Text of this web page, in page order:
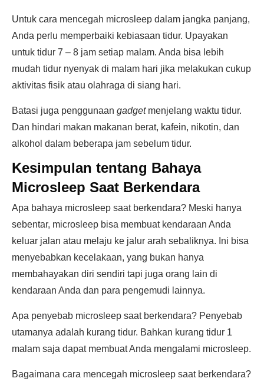
Untuk cara mencegah microsleep dalam jangka panjang,
Anda perlu memperbaiki kebiasaan tidur. Upayakan
untuk tidur 7 – 8 jam setiap malam. Anda bisa lebih
mudah tidur nyenyak di malam hari jika melakukan cukup
aktivitas fisik atau olahraga di siang hari.
Batasi juga penggunaan gadgetmenjelang waktu tidur.
Dan hindari makan makanan berat, kafein, nikotin, dan
alkohol dalam beberapa jam sebelum tidur.
Kesimpulan tentang Bahaya
Microsleep Saat Berkendara
Apa bahaya microsleep saat berkendara? Meski hanya
sebentar, microsleep bisa membuat kendaraan Anda
keluar jalan atau melaju ke jalur arah sebaliknya. Ini bisa
menyebabkan kecelakaan, yang bukan hanya
membahayakan diri sendiri tapi juga orang lain di
kendaraan Anda dan para pengemudi lainnya.
Apa penyebab microsleep saat berkendara? Penyebab
utamanya adalah kurang tidur. Bahkan kurang tidur 1
malam saja dapat membuat Anda mengalami microsleep.
Bagaimana cara mencegah microsleep saat berkendara?